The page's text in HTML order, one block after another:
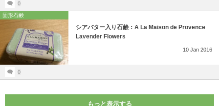
0
固形石鹸
シアバター入り石鹸：A La Maison de Provence
Lavender Flowers
10 Jan 2016
0
もっと表示する